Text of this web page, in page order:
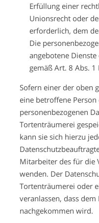
Erfüllung einer
Unionsrecht oder
erforderlich, dem
Die
angebotene
gemäß Art. 8 Abs. 1
Sofern einer der oben
eine betroffene
personenbezogenen
Tortenträumerei
kann sie sich hierzu
Mitarbeiter des für die
wenden. Der
Tortenträumerei oder
veranlassen, dass dem
nachgekommen wird.